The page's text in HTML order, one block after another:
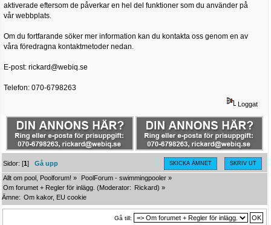
aktiverade eftersom de påverkar en hel del funktioner som du använder på
vår webbplats.
Om du fortfarande söker mer information kan du kontakta oss genom en av
våra föredragna kontaktmetoder nedan.
E-post: rickard@webiq.se
Telefon: 070-6798263
Loggat
SKICKA ÄMNET SKRIV UT
Sidor: [1]Gå upp
Allt om pool, Poolforum! » PoolForum - swimmingpooler »
Om forumet + Regler för inlägg. (Moderator: Rickard) »
Ämne: Om kakor, EU cookie
Gå till: